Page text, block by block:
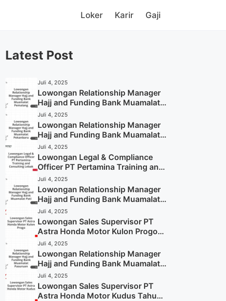
Loker Karir Gaji
Latest Post
Juli 4, 2025
Lowongan Relationship Manager
Hajj and Funding Bank Muamalat
Pemalang Tahun 2025
Juli 4, 2025
Lowongan Relationship Manager
Hajj and Funding Bank Muamalat
Pekanbaru Tahun 2025 (Apply
Now)
Juli 4, 2025
Lowongan Legal & Compliance
Officer PT Pertamina Training and
Consulting Lebak Tahun 2025
(Apply Now)
Juli 4, 2025
Lowongan Relationship Manager
Hajj and Funding Bank Muamalat
Pati Tahun 2025 (Lamar
Sekarang)
Juli 4, 2025
Lowongan Sales Supervisor PT
Astra Honda Motor Kulon Progo
Tahun 2025 (Resmi)
Juli 4, 2025
Lowongan Relationship Manager
Hajj and Funding Bank Muamalat
Pasuruan Tahun 2025 (Apply
Now)
Juli 4, 2025
Lowongan Sales Supervisor PT
Astra Honda Motor Kudus Tahun